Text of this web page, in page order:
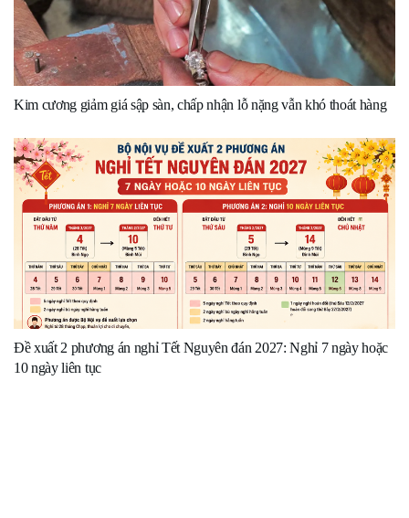
Kim cương giảm giá sập sàn, chấp nhận lỗ nặng vẫn khó thoát hàng
Đề xuất 2 phương án nghỉ Tết Nguyên đán 2027: Nghỉ 7 ngày hoặc
10 ngày liên tục